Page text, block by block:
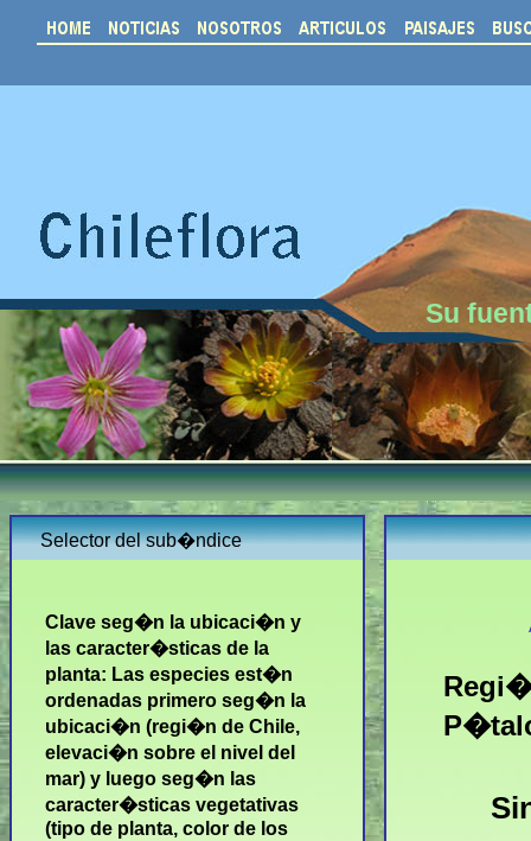
Su
Selector del sub�ndice
Clave seg�n la ubicaci�n y
las caracter�sticas de la
planta: Las especies est�n
ordenadas primero seg�n la
ubicaci�n (regi�n de Chile,
elevaci�n sobre el nivel del
mar) y luego seg�n las
caracter�sticas vegetativas
(tipo de planta, color de los